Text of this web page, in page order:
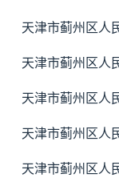
天津市蓟州区人
天津市蓟州区人
天津市蓟州区人
天津市蓟州区人
天津市蓟州区人